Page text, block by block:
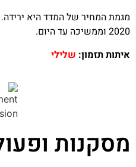
מגמת המחיר של המדד היא
2020 וממשיכה עד היום.
איתות תזמון: שלילי
מסקנות